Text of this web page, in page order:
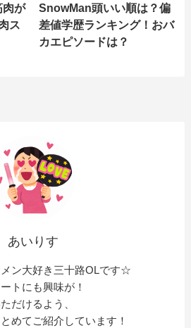
肉が
ス
SnowMan頭いい順は？偏
差値学歴ランキング！おバ
カエピソードは？
あいりす
ン大好き三十路OLです☆
トにも興味が！
だけるよう、
めてご紹介しています！